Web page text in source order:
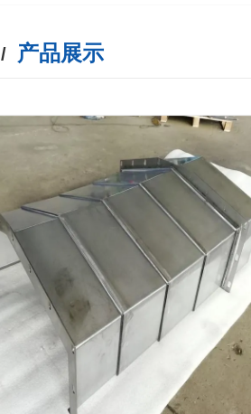
产品展示